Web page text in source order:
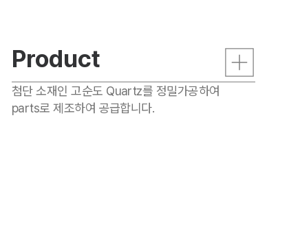
Product
첨단 소재인 고순도 Quartz를 정밀가공하여
parts로 제조하여 공급합니다.